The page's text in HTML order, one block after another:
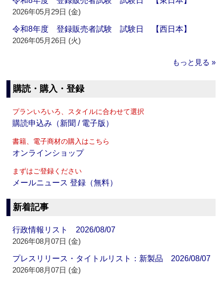
2026年05月29日 (金)
令和8年度 登録販売者試験 試験日 【西日本】
2026年05月26日 (火)
もっと見る »
購読・購入・登録
プランいろいろ、スタイルに合わせて選択
購読申込み（新聞 / 電子版）
書籍、電子商材の購入はこちら
オンラインショップ
まずはご登録ください
メールニュース 登録（無料）
新着記事
行政情報リスト 2026/08/07
2026年08月07日 (金)
プレスリリース・タイトルリスト：新製品 2026/08/07
2026年08月07日 (金)